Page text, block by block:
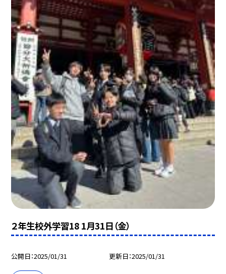
２年生校外学習18 1月31日（金）
公開日 2025/01/31 更新日 2025/01/31